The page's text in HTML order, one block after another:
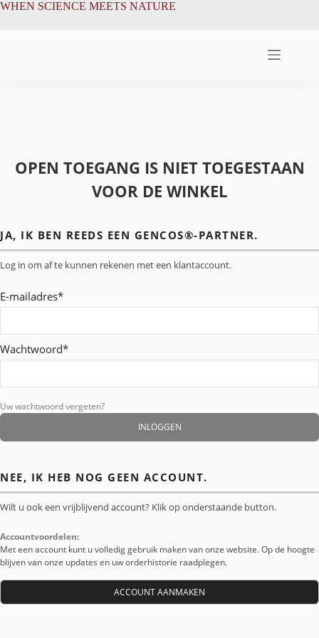
de
Ga
WHEN SCIENCE MEETS NATURE
OPEN TOEGANG IS NIET TOEGESTAAN
VOOR DE WINKEL
JA, IK BEN REEDS EEN GENCOS®-PARTNER.
Log in om af te kunnen rekenen met een klantaccount.
E-mailadres*
Wachtwoord*
Uw wachtwoord vergeten?
NEE, IK HEB NOG GEEN ACCOUNT.
Wilt u ook een vrijblijvend account? Klik op onderstaande button.
Accountvoordelen:
Met een account kunt u volledig gebruik maken van onze website. Op de hoogte
blijven van onze updates en uw orderhistorie raadplegen.
ACCOUNT AANMAKEN